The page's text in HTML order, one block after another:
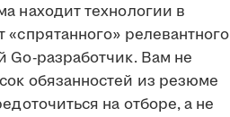
находит технологии в
релевантного
Go-разработчик. Вам не
обязанностей из резюме
на отборе, а не